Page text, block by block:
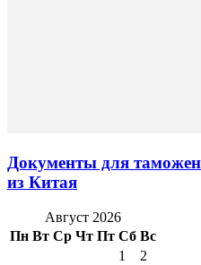
Документы для
из Китая
Август 2026
Пн Вт Ср Чт Пт Сб Вс
1
2